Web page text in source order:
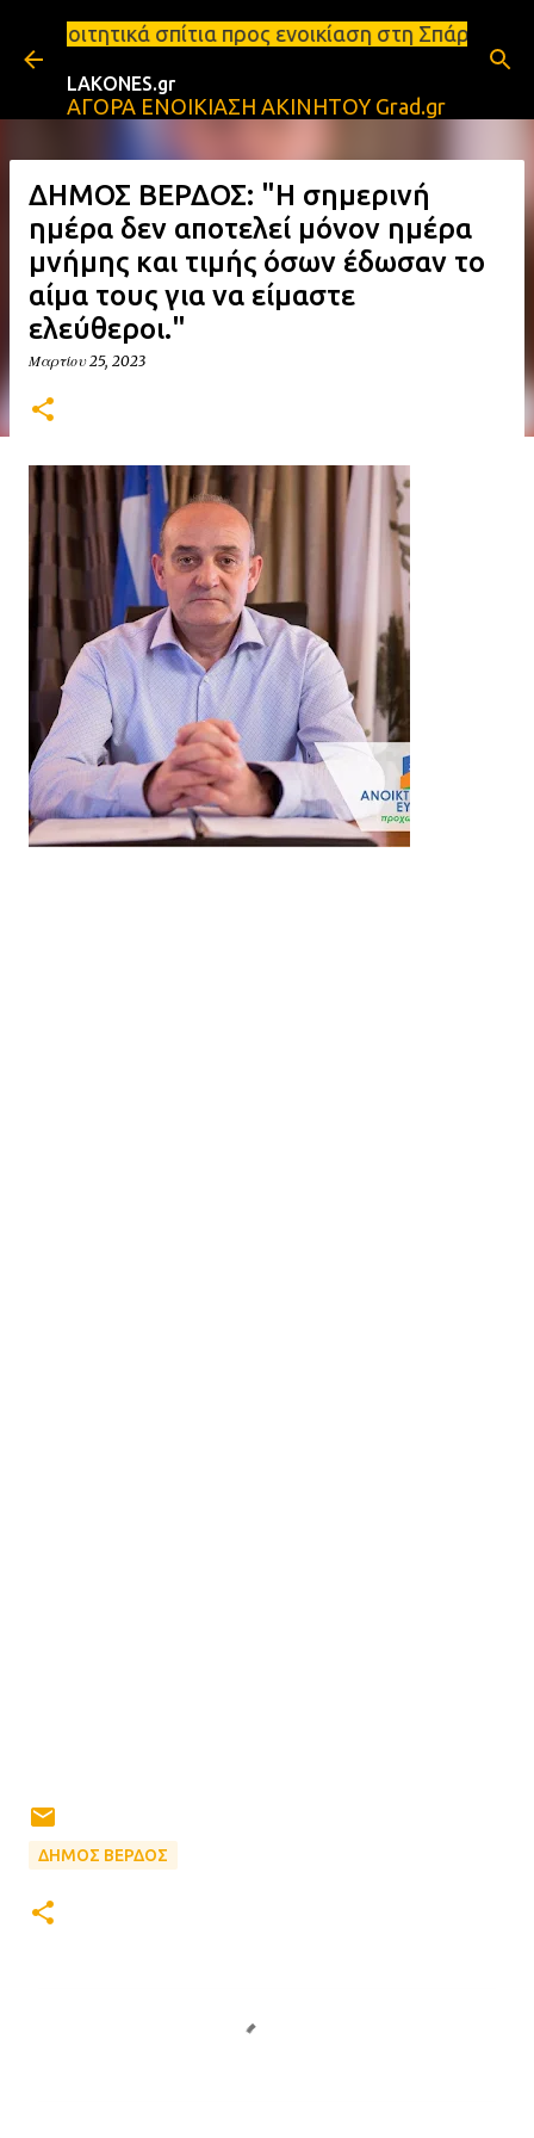
Μετάβαση στο κύριο περιεχόμενο
προς ενοικίαση στη Σπάρτη Ενοικιάσεις
LAKONES.gr
ΑΓΟΡΑ ΕΝΟΙΚΙΑΣΗ ΑΚΙΝΗΤΟΥ Grad.gr
ΔΗΜΟΣ ΒΕΡΔΟΣ: "Η σημερινή
ημέρα δεν αποτελεί μόνον ημέρα
μνήμης και τιμής όσων έδωσαν το
αίμα τους για να είμαστε
ελεύθεροι."
Μαρτίου 25, 2023
ΔΗΜΟΣ ΒΕΡΔΟΣ